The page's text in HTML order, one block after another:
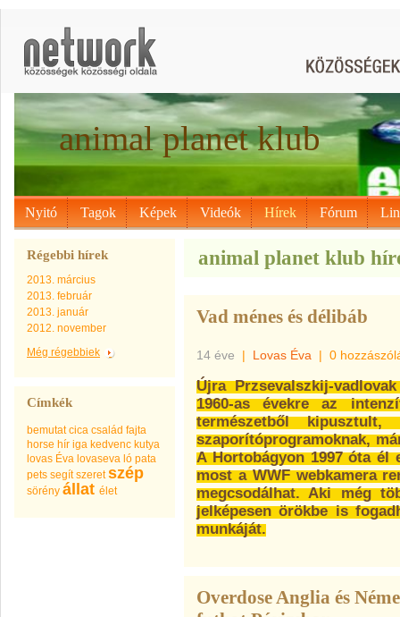
animal planet klub
Nyitó Tagok Képek Videók Hírek Fórum
Régebbi hírek
2013. március
2013. február
2013. január
2012. november
Még régebbiek
Címkék
bemutat cica család fajta
horse hír iga kedvenc kutya
lovas Éva lovaseva ló pata
pets segít szeret szép
sörény állat élet
animal planet klub
Vad ménes és délibáb
14 éve | Lovas Éva | 0
Újra Przsevalszkij-
1960-as évekre az
természetből
szaporítóprogramoknak,
A Hortobágyon 1997 óta él
most a WWF webkamera
megcsodálhat. Aki még
jelképesen örökbe is
munkáját.
Overdose Anglia és